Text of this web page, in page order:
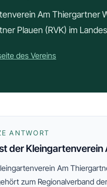
Am Thiergartner
Plauen (RVK) im
des Vereins
ANTWORT
der
Am
zum Regionalverband